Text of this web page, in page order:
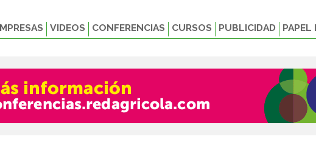
VIDEOS CONFERENCIAS CURSOS PUBLICIDAD PAPEL